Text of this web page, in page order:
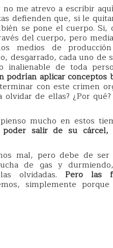
me atrevo a escribir
defienden que, si le
se pone el cuerpo. Si,
del cuerpo, pero
medios de
desgarrado, cada uno de
de toda
podrían aplicar conceptos
con este crimen
de ellas? ¿Por
mucho en estos
salir de su cárcel,
mal, pero debe de
de gas y
olvidadas. Pero las
simplemente